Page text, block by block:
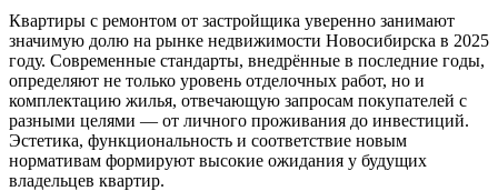
Квартиры с ремонтом от застройщика уверенно занимают
значимую долю на рынке недвижимости Новосибирска в 2025
году. Современные стандарты, внедрённые в последние годы,
определяют не только уровень отделочных работ, но и
комплектацию жилья, отвечающую запросам покупателей с
разными целями — от личного проживания до инвестиций.
Эстетика, функциональность и соответствие новым
нормативам формируют высокие ожидания у будущих
владельцев квартир.